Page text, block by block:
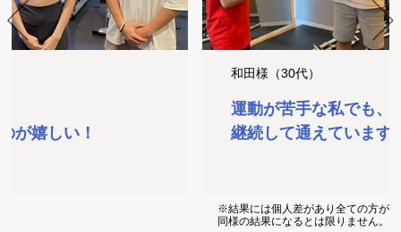
継続して通えています。
※結果には個人差があり全ての方が
同様の結果になるとは限りません。